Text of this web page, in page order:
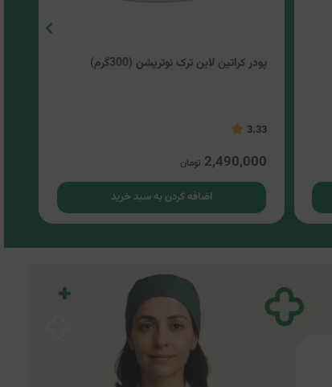
پودر کراتین لاین ترک نوتریشن (300گرم)
3.33
2,490,000 تومان
اضافه کردن به سبد خرید